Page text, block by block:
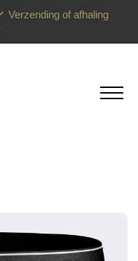
Verzending of afhaling